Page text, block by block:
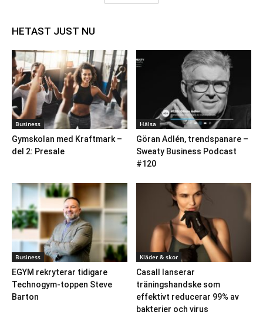
HETAST JUST NU
Business
Gymskolan med Kraftmark –
del 2: Presale
Hälsa
Göran Adlén, trendspanare –
Sweaty Business Podcast
#120
Business
EGYM rekryterar tidigare
Technogym-toppen Steve
Barton
Kläder & skor
Casall lanserar
träningshandske som
effektivt reducerar 99% av
bakterier och virus